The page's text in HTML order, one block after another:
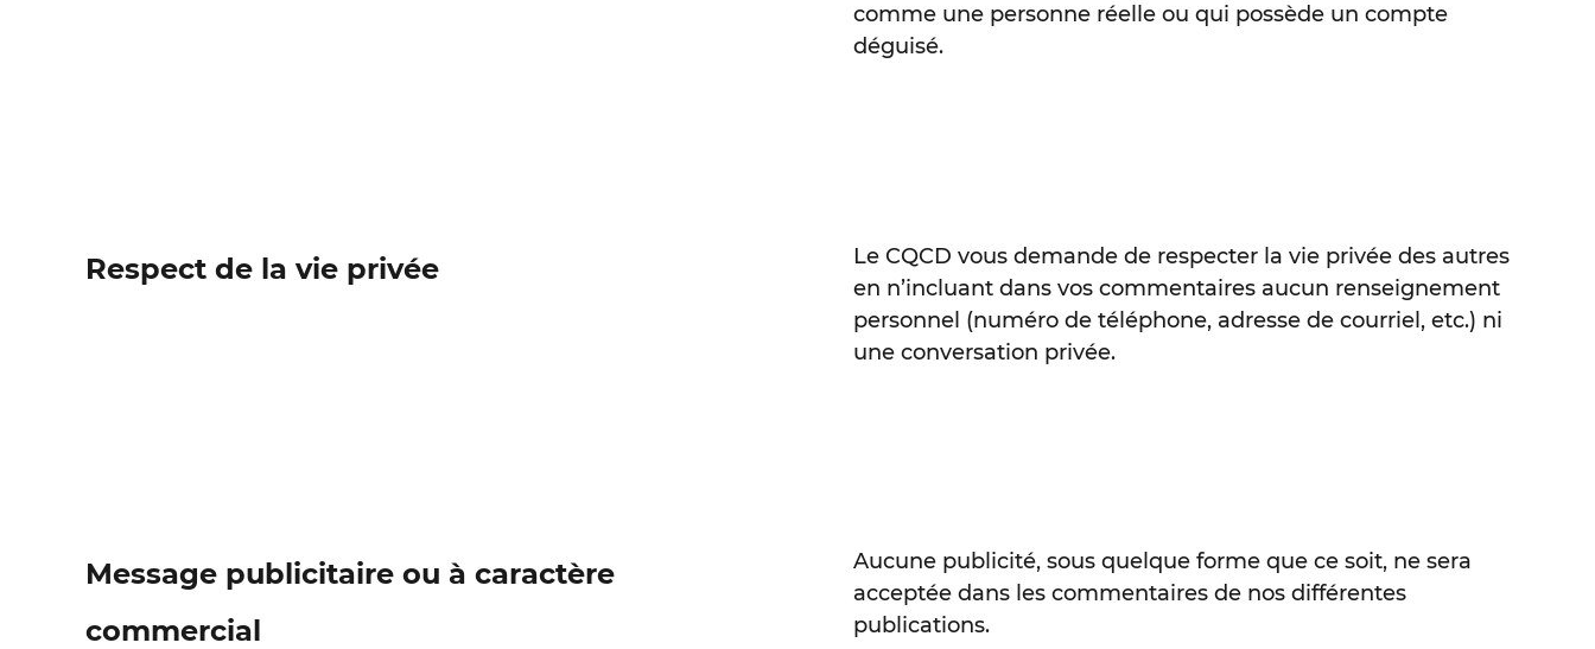
comme une personne réelle ou qui possède un compte
déguisé.
Respect de la vie privée
Le CQCD vous demande de respecter la vie privée des autres
en n’incluant dans vos commentaires aucun renseignement
personnel (numéro de téléphone, adresse de courriel, etc.) ni
une conversation privée.
Message publicitaire ou à caractère
commercial
Aucune publicité, sous quelque forme que ce soit, ne sera
acceptée dans les commentaires de nos différentes
publications.